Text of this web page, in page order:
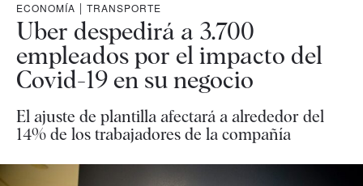
ECONOMÍA | TRANSPORTE
Uber despedirá a 3.700
empleados por el impacto del
Covid-19 en su negocio
El ajuste de plantilla afectará a alrededor del
14% de los trabajadores de la compañía